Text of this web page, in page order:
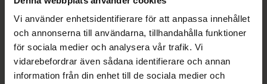
Vi använder enhetsidentifierare för att anpassa innehållet
och annonserna till användarna, tillhandahålla funktioner
för sociala medier och analysera vår trafik. Vi
vidarebefordrar även sådana identifierare och annan
information från din enhet till de sociala medier och
drag för en finare och mer välbevarad
framtoning. Smörj in ansiktet, halsen och
dekolletaget före din vanliga fuktcreme.
Passar alla hudtyper.
Jämförpris 16500 kr/l